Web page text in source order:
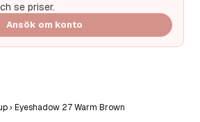
se priser.
Ansök om konto
› Eyeshadow 27 Warm Brown